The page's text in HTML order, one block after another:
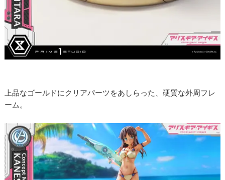
上品なゴールドにクリアパーツをあしらった、硬質な外周フレ
ーム。